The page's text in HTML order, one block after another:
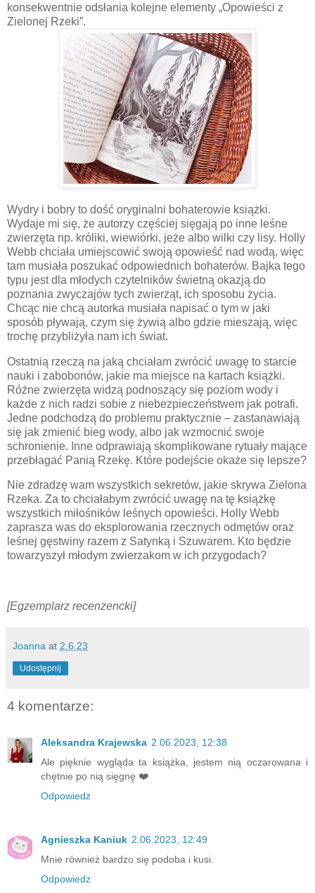
konsekwentnie odsłania kolejne elementy „Opowieści z
Zielonej Rzeki”.
Wydry i bobry to dość oryginalni bohaterowie książki.
Wydaje mi się, że autorzy częściej sięgają po inne leśne
zwierzęta np. króliki, wiewiórki, jeże albo wilki czy lisy. Holly
Webb chciała umiejscowić swoją opowieść nad wodą, więc
tam musiała poszukać odpowiednich bohaterów. Bajka tego
typu jest dla młodych czytelników świetną okazją do
poznania zwyczajów tych zwierząt, ich sposobu życia.
Chcąc nie chcą autorka musiała napisać o tym w jaki
sposób pływają, czym się żywią albo gdzie mieszają, więc
trochę przybliżyła nam ich świat.
Ostatnią rzeczą na jaką chciałam zwrócić uwagę to starcie
nauki i zabobonów, jakie ma miejsce na kartach książki.
Różne zwierzęta widzą podnoszący się poziom wody i
każde z nich radzi sobie z niebezpieczeństwem jak potrafi.
Jedne podchodzą do problemu praktycznie – zastanawiają
się jak zmienić bieg wody, albo jak wzmocnić swoje
schronienie. Inne odprawiają skomplikowane rytuały mające
przebłagać Panią Rzekę. Które podejście okaże się lepsze?
Nie zdradzę wam wszystkich sekretów, jakie skrywa Zielona
Rzeka. Za to chciałabym zwrócić uwagę na tę książkę
wszystkich miłośników leśnych opowieści. Holly Webb
zaprasza was do eksplorowania rzecznych odmętów oraz
leśnej gęstwiny razem z Satynką i Szuwarem. Kto będzie
towarzyszył młodym zwierzakom w ich przygodach?
[Egzemplarz recenzencki]
Joanna at 2.6.23
Udostępnij
4 komentarze:
Aleksandra Krajewska 2.06.2023, 12:38
Ale pięknie wygląda ta książka, jestem nią oczarowana i
chętnie po nią sięgnę ❤️
Odpowiedz
Agnieszka Kaniuk 2.06.2023, 12:49
Mnie również bardzo się podoba i kusi.
Odpowiedz